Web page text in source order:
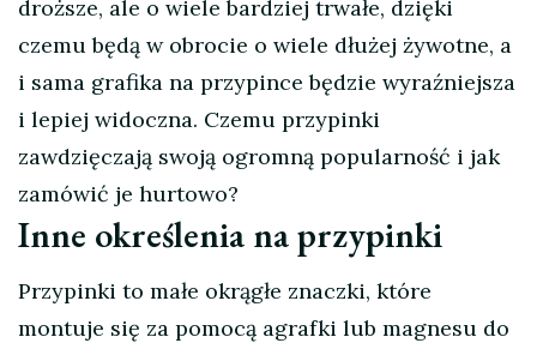
droższe, ale o wiele bardziej trwałe, dzięki
czemu będą w obrocie o wiele dłużej żywotne, a
i sama grafika na przypince będzie wyraźniejsza
i lepiej widoczna. Czemu przypinki
zawdzięczają swoją ogromną popularność i jak
zamówić je hurtowo?
Inne określenia na przypinki
Przypinki to małe okrągłe znaczki, które
montuje się za pomocą agrafki lub magnesu do